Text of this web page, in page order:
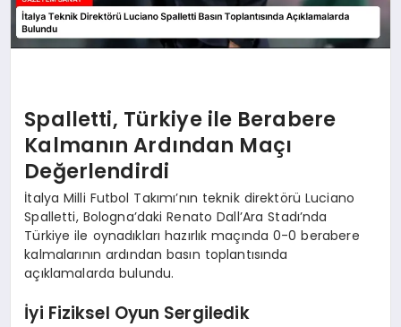
Spalletti, Türkiye ile Berabere
Kalmanın Ardından Maçı
Değerlendirdi
İtalya Milli Futbol Takımı’nın teknik direktörü Luciano
Spalletti, Bologna’daki Renato Dall’Ara Stadı’nda
Türkiye ile oynadıkları hazırlık maçında 0-0 berabere
kalmalarının ardından basın toplantısında
açıklamalarda bulundu.
İyi Fiziksel Oyun Sergiledik